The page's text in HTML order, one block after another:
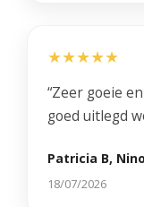
★★★★★
“Zeer goeie
goed uitlegd
Patricia B,
18/07/2026